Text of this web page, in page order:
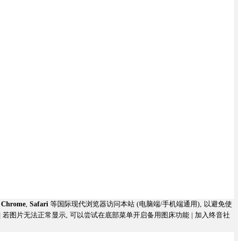
Chrome, Safari 等国际现代浏览器访问本站 (电脑端/手机端通用), 以避免使
| 若图片无法正常显示, 可以尝试在底部菜单开启备用图床功能 | 加入终音社